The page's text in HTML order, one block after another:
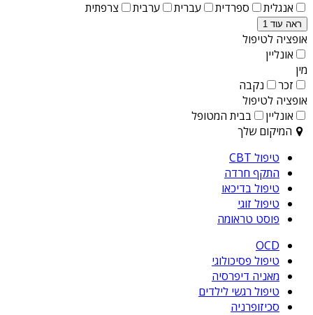
אנגלית
ספרדית עברית ערבית צרפתית
ראה עוד 1
אופציה לטיפול
אונליין
מין
זכר
נקבה
אופציה לטיפול
אונליין
בבית המטופל
המיקום שלך
טיפול CBT
התקף חרדה
טיפול בדיכאו
טיפול זוגי
פוסט טראומה
OCD
טיפול פסיכולוגי
מאניה דיפרסיה
טיפול רגשי לילדים
סכיזופרניה